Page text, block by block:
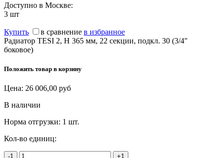
Доступно в Москве:
3 шт
Купить в сравнение в избранное
Радиатор TESI 2, H 365 мм, 22 секции, подкл. 30 (3/4"
боковое)
Положить товар в корзину
Цена: 26 006,00 руб
В наличии
Норма отгрузки: 1 шт.
Кол-во единиц:
-1 +1